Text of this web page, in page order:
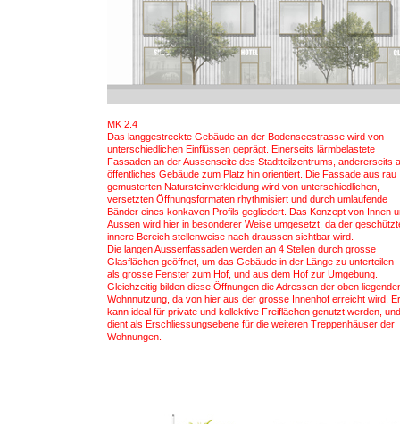
MK 2.4
Das langgestreckte Gebäude an der Bodenseestrasse wird von
unterschiedlichen Einflüssen geprägt. Einerseits lärmbelastete
Fassaden an der Aussenseite des Stadtteilzentrums, andererseits
öffentliches Gebäude zum Platz hin orientiert. Die Fassade aus rau
gemusterten Natursteinverkleidung wird von unterschiedlichen,
versetzten Öffnungsformaten rhythmisiert und durch umlaufende
Bänder eines konkaven Profils gegliedert. Das Konzept von Innen
Aussen wird hier in besonderer Weise umgesetzt, da der
innere Bereich stellenweise nach draussen sichtbar wird.
Die langen Aussenfassaden werden an 4 Stellen durch grosse
Glasflächen geöffnet, um das Gebäude in der Länge zu unterteilen -
als grosse Fenster zum Hof, und aus dem Hof zur Umgebung.
Gleichzeitig bilden diese Öffnungen die Adressen der oben
Wohnnutzung, da von hier aus der grosse Innenhof erreicht wird. Er
kann ideal für private und kollektive Freiflächen genutzt werden, und
dient als Erschliessungsebene für die weiteren Treppenhäuser der
Wohnungen.